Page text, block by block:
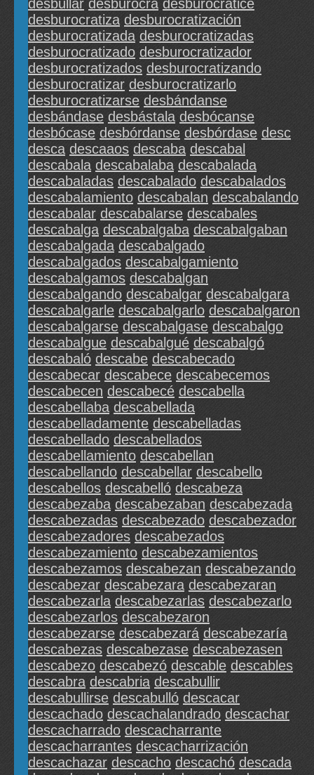
desbullar desburocra desburocratice
desburocratiza desburocratización
desburocratizada desburocratizadas
desburocratizado desburocratizador
desburocratizados desburocratizando
desburocratizar desburocratizarlo
desburocratizarse desbándanse
desbándase desbástala desbócanse
desbócase desbórdanse desbórdase desc
desca descaaos descaba descabal
descabala descabalaba descabalada
descabaladas descabalado descabalados
descabalamiento descabalan descabalando
descabalar descabalarse descabales
descabalga descabalgaba descabalgaban
descabalgada descabalgado
descabalgados descabalgamiento
descabalgamos descabalgan
descabalgando descabalgar descabalgara
descabalgarle descabalgarlo descabalgaron
descabalgarse descabalgase descabalgo
descabalgue descabalgué descabalgó
descabaló descabe descabecado
descabecar descabece descabecemos
descabecen descabecé descabella
descabellaba descabellada
descabelladamente descabelladas
descabellado descabellados
descabellamiento descabellan
descabellando descabellar descabello
descabellos descabelló descabeza
descabezaba descabezaban descabezada
descabezadas descabezado descabezador
descabezadores descabezados
descabezamiento descabezamientos
descabezamos descabezan descabezando
descabezar descabezara descabezaran
descabezarla descabezarlas descabezarlo
descabezarlos descabezaron
descabezarse descabezará descabezaría
descabezas descabezase descabezasen
descabezo descabezó descable descables
descabra descabria descabullir
descabullirse descabulló descacar
descachado descachalandrado descachar
descacharrado descacharrante
descacharrantes descacharrización
descachazar descacho descachó descada